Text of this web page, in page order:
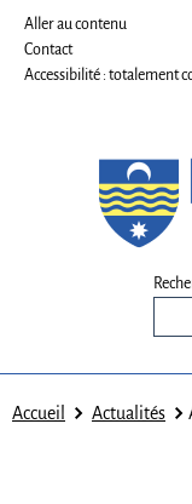
Aller au contenu
Contact
Accessibilité : totalement
Accueil Actualités